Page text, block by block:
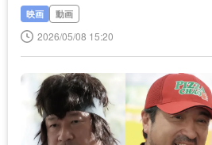
映画 動画
2026/05/08 15:20